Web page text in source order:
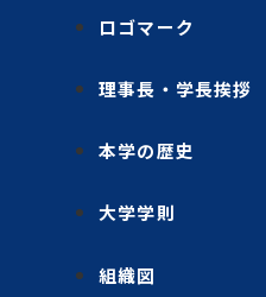
ロゴマーク
理事長・学長挨拶
本学の歴史
大学学則
組織図